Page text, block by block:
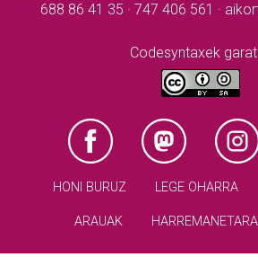
688 86 41 35 · 747 406 561 ·
Codesyntaxek
HONI BURUZ LEGE OHARRA
ARAUAK